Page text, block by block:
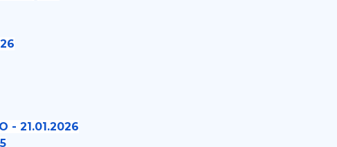
- 21.01.2026